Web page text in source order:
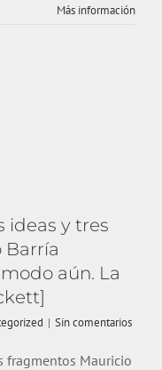
Más información
ideas y tres
aún. La
| Sin comentarios
fragmentos Mauricio